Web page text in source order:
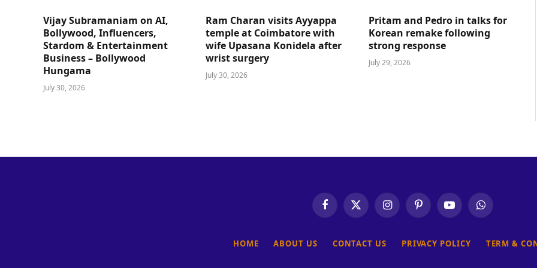
Vijay Subramaniam on AI,
Bollywood, Influencers,
Stardom & Entertainment
Business – Bollywood
Hungama
July 30, 2026
Ram Charan visits Ayyappa
temple at Coimbatore with
wife Upasana Konidela after
wrist surgery
July 30, 2026
Pritam and Pedro in talks for
Korean remake following
strong response
July 29, 2026
FacebookX
(Twitter)
InstagramPinterestYouTubeWhatsApp
HOME ABOUT US CONTACT US PRIVACY POLICY TERM &